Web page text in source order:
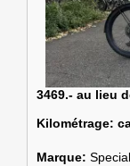
3469.- au lieu
Kilométrage:
Marque: